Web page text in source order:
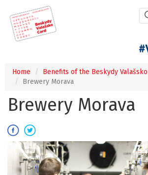
Home
Benefits of the Beskydy Valašsko
Brewery Morava
Brewery Morava